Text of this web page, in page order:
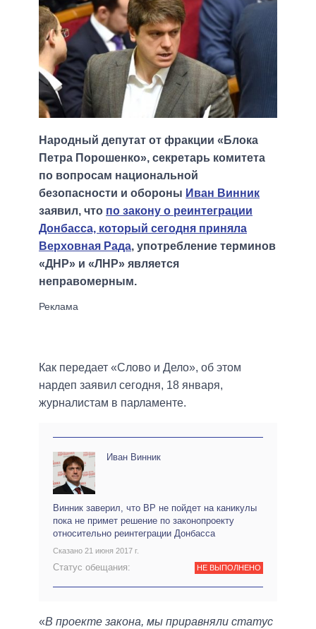
Народный депутат от фракции «Блока
Петра Порошенко», секретарь комитета
по вопросам национальной
безопасности и обороны Иван Винник
заявил, что по закону о реинтеграции
Донбасса, который сегодня приняла
Верховная Рада, употребление терминов
«ДНР» и «ЛНР» является
неправомерным.
Как передает «Слово и Дело», об этом
нардеп заявил сегодня, 18 января,
журналистам в парламенте.
Иван Винник
Винник заверил, что ВР не пойдет на каникулы
пока не примет решение по законопроекту
относительно реинтеграции Донбасса
Сказано 21 июня 2017 г.
Статус обещания: НЕ ВЫПОЛНЕНО
«В проекте закона, мы приравняли статус